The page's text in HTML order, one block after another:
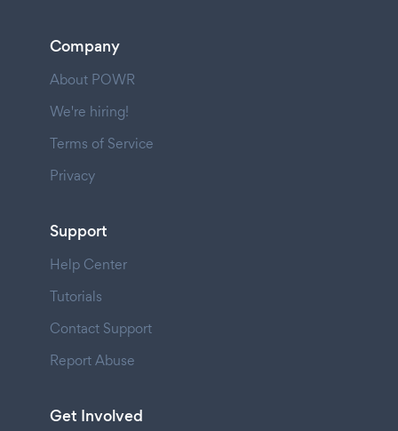
Company
About POWR
We're hiring!
Terms of Service
Privacy
Support
Help Center
Tutorials
Contact Support
Report Abuse
Get Involved